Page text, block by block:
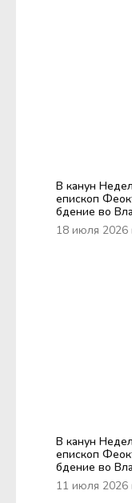
В канун
епископ
бдение во
18 июля 2026
В канун
епископ
бдение во
11 июля 2026